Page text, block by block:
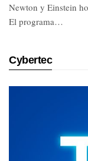
Newton y Einstein
El programa…
Cybertec